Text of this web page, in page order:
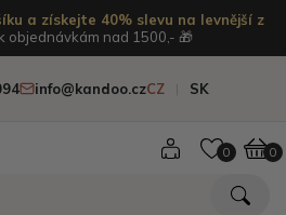
a získejte 40% slevu na levnější z
objednávkám nad 1500,- 🎁
info@kandoo.czCZ SK
0 0